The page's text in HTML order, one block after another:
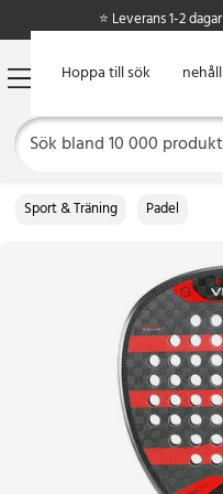
Hoppa till huvudinnehåll
Hoppa till sök
⭐ Leverans 1-2 dagar
Sport & Träning Padel